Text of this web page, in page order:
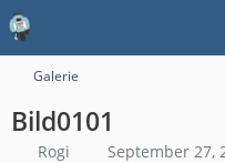
Galerie
Bild0101
Rogi September 27,